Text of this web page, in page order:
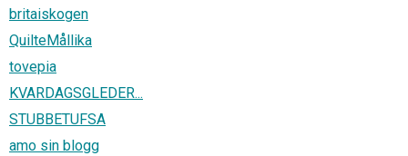
britaiskogen
QuilteMållika
tovepia
KVARDAGSGLEDER...
STUBBETUFSA
amo sin blogg